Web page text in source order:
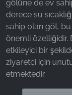
gölüne de ev
derece su
sahip olan göl, bu
önemli
etkileyici bir
ziyaretçi için
etmektedir.